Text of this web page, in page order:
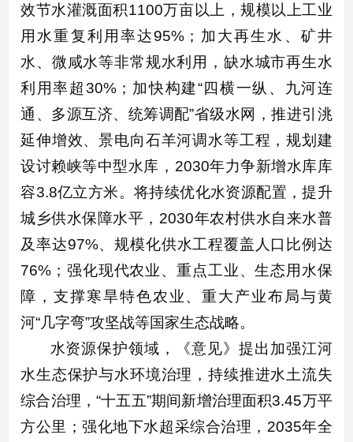
效节水灌溉面积1100万亩以上，规模以上工业
用水重复利用率达95%；加大再生水、矿井
水、微咸水等非常规水利用，缺水城市再生水
利用率超30%；加快构建“四横一纵、九河连
通、多源互济、统筹调配”省级水网，推进引洮
延伸增效、景电向石羊河调水等工程，规划建
设讨赖峡等中型水库，2030年力争新增水库库
容3.8亿立方米。将持续优化水资源配置，提升
城乡供水保障水平，2030年农村供水自来水普
及率达97%、规模化供水工程覆盖人口比例达
76%；强化现代农业、重点工业、生态用水保
障，支撑寒旱特色农业、重大产业布局与黄
河“几字弯”攻坚战等国家生态战略。
水资源保护领域，《意见》提出加强江河
水生态保护与水环境治理，持续推进水土流失
综合治理，“十五五”期间新增治理面积3.45万平
方公里；强化地下水超采综合治理，2035年全